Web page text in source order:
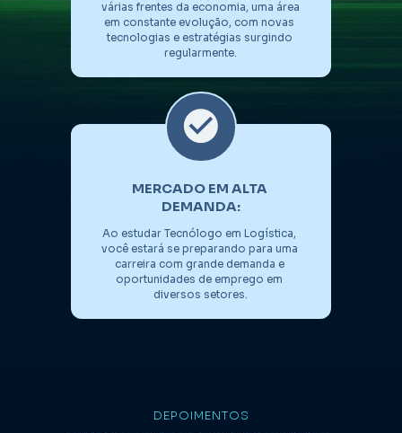
várias frentes da economia, uma área
em constante evolução, com novas
tecnologias e estratégias surgindo
regularmente.
Ao estudar Tecnólogo em Logística,
você estará se preparando para uma
carreira com grande demanda e
oportunidades de emprego em
diversos setores.
MERCADO EM ALTA
DEMANDA:
DEPOIMENTOS